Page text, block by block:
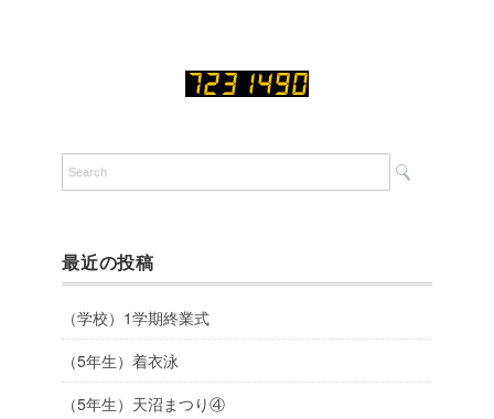
最近の投稿
（学校）1学期終業式
（5年生）着衣泳
（5年生）天沼まつり④